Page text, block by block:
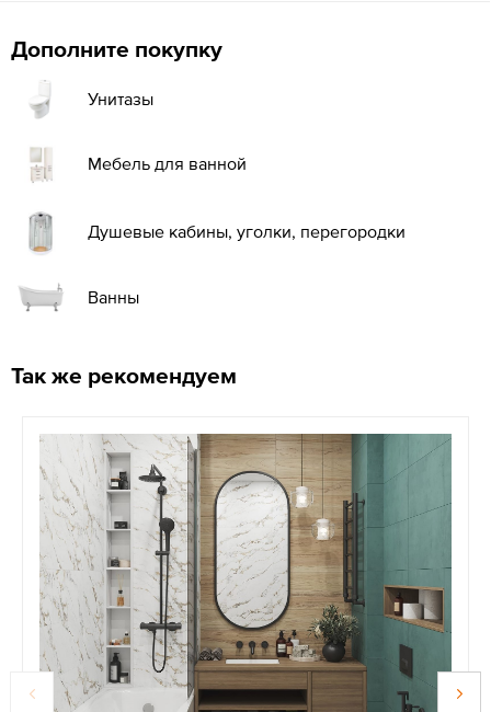
Дополните покупку
Унитазы
Мебель для ванной
Душевые кабины, уголки, перегородки
Ванны
Так же рекомендуем